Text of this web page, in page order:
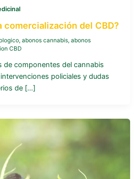
comercialización del CBD?
, abonos cannabis, abonos
CBD
de componentes del cannabis
policiales y dudas
de […]